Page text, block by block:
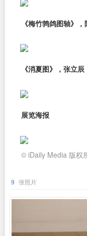
《梅竹鹁鸽图轴》
《消夏图》，张立辰
展览海报
© iDaily Media 版权
9 张照片